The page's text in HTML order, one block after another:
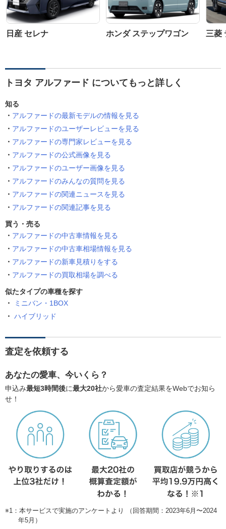
日産 セレナ ホンダ ステップワゴン 三菱
トヨタ アルファード についてもっと詳しく
知る
アルファードの最新モデルの情報を見る
アルファードのユーザーレビューを見る
アルファードの専門家レビューを見る
アルファードの公式画像を見る
アルファードのユーザー画像を見る
アルファードのみんなの質問を見る
アルファードの関連ニュースを見る
アルファードの関連記事を見る
買う・売る
アルファードの中古車情報を見る
アルファードの中古車相場情報を見る
アルファードの新車見積りをする
アルファードの買取相場を調べる
似たタイプの車種を探す
ミニバン・1BOX
ハイブリッド
査定を依頼する
あなたの愛車、今いくら？
申込み最短3時間後に最大20社から愛車の査定結果をWebでお知ら
せ！
※1：本サービスで実施のアンケートより （回答期間：2023年6月〜2024
年5月）